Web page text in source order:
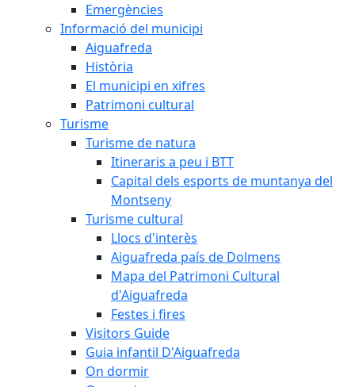
Emergències
Informació del municipi
Aiguafreda
Història
El municipi en xifres
Patrimoni cultural
Turisme
Turisme de natura
Itineraris a peu i BTT
Capital dels esports de muntanya del
Montseny
Turisme cultural
Llocs d'interès
Aiguafreda país de Dolmens
Mapa del Patrimoni Cultural
d'Aiguafreda
Festes i fires
Visitors Guide
Guia infantil D'Aiguafreda
On dormir